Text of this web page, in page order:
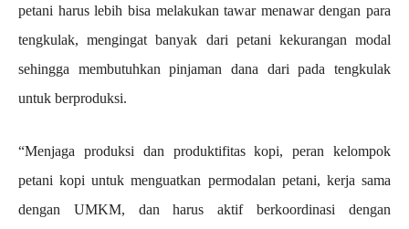
petani harus lebih bisa melakukan tawar menawar dengan para
tengkulak, mengingat banyak dari petani kekurangan modal
sehingga membutuhkan pinjaman dana dari pada tengkulak
untuk berproduksi.
“Menjaga produksi dan produktifitas kopi, peran kelompok
petani kopi untuk menguatkan permodalan petani, kerja sama
dengan UMKM, dan harus aktif berkoordinasi dengan